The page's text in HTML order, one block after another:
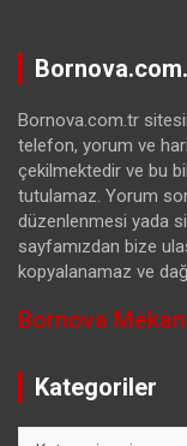
Bornova.com.tr
telefon, yorum ve
çekilmektedir ve bu
tutulamaz. Yorum
düzenlenmesi yada
sayfamızdan bize
kopyalanamaz ve
Bornova
Kategoriler